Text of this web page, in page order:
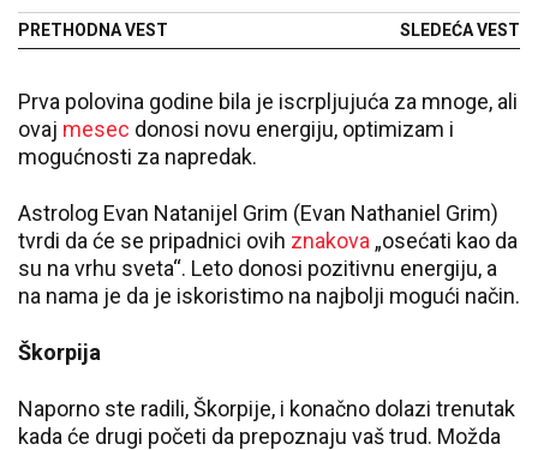
PRETHODNA VEST SLEDEĆA VEST
Prva polovina godine bila je iscrpljujuća za mnoge, ali
ovaj mesec donosi novu energiju, optimizam i
mogućnosti za napredak.
Astrolog Evan Natanijel Grim (Evan Nathaniel Grim)
tvrdi da će se pripadnici ovih znakova „osećati kao da
su na vrhu sveta“. Leto donosi pozitivnu energiju, a
na nama je da je iskoristimo na najbolji mogući način.
Škorpija
Naporno ste radili, Škorpije, i konačno dolazi trenutak
kada će drugi početi da prepoznaju vaš trud. Možda